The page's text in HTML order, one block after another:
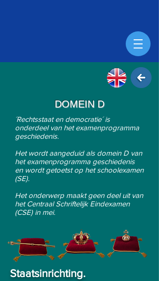
DOMEIN D
´Rechtsstaat en democratie´ is
onderdeel van het examenprogramma
geschiedenis.
Het wordt aangeduid als domein D van
het examenprogramma geschiedenis
en wordt getoetst op het schoolexamen
(SE).
Het onderwerp maakt geen deel uit van
het Centraal Schriftelijk Eindexamen
(CSE) in mei.
Staatsinrichting.